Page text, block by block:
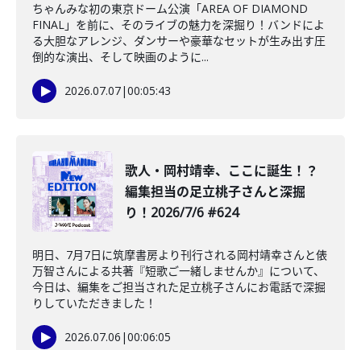
ちゃんみな初の東京ドーム公演「AREA OF DIAMOND
FINAL」を前に、そのライブの魅力を深掘り！バンドによ
る大胆なアレンジ、ダンサーや豪華なセットが生み出す圧
倒的な演出、そして映画のように...
2026.07.07|00:05:43
️歌人・岡村靖幸、ここに誕生！？
編集担当の足立桃子さんと深掘
り！2026/7/6 #624
明日、7月7日に筑摩書房より刊行される岡村靖幸さんと俵
万智さんによる共著『短歌ご一緒しませんか』について、
今日は、編集をご担当された足立桃子さんにお電話で深掘
りしていただきました！
2026.07.06 |00:06:05